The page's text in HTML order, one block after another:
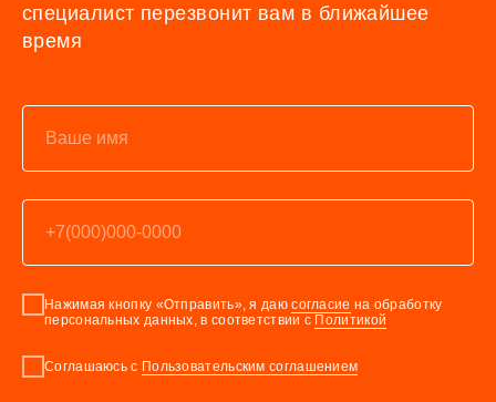
специалист перезвонит вам в ближайшее
время
Нажимая кнопку «Отправить», я даюсогласие на обработку
персональных данных, в соответствии с Политикой
Соглашаюсь с Пользовательским соглашением